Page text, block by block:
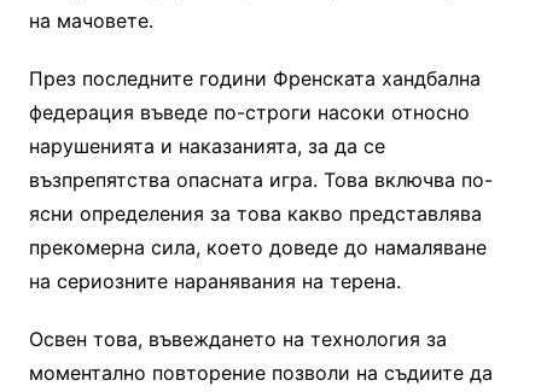
на мачовете.
През последните години Френската хандбална
федерация въведе по-строги насоки относно
нарушенията и наказанията, за да се
възпрепятства опасната игра. Това включва по-
ясни определения за това какво представлява
прекомерна сила, което доведе до намаляване
на сериозните наранявания на терена.
Освен това, въвеждането на технология за
моментално повторение позволи на съдиите да